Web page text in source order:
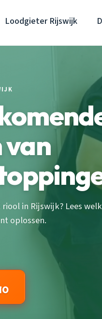
Loodgieter Rijswijk
van
in Rijswijk? Lees
oplossen.